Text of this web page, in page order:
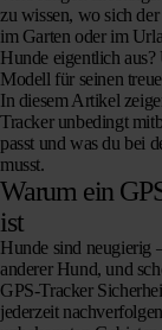
zu wissen, wo sich
im Garten oder im
Hunde eigentlich
Modell für seinen
In diesem Artikel
Tracker unbedingt
passt und was du bei
musst.
Warum ein
ist
Hunde sind neugierig
anderer Hund, und
GPS-Tracker
jederzeit